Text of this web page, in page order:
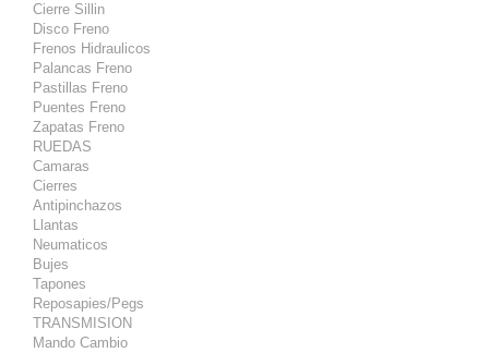
Cierre Sillin
Disco Freno
Frenos Hidraulicos
Palancas Freno
Pastillas Freno
Puentes Freno
Zapatas Freno
RUEDAS
Camaras
Cierres
Antipinchazos
Llantas
Neumaticos
Bujes
Tapones
Reposapies/Pegs
TRANSMISION
Mando Cambio